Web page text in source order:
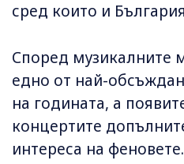
сред които и
Според музикалните
едно от най-
на годината, а
концертите
интереса на феновете.